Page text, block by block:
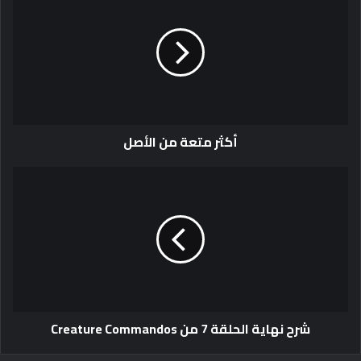
أكثر متعة من الأصل
شرح نهاية الحلقة 7 من Creature Commandos